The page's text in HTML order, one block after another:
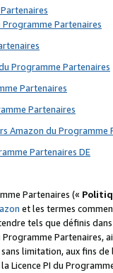
Partenaires
Programme Partenaires
Partenaires
Partenaires
Amazon du Programme
Partenaires DE
Partenaires («
et les termes
tels que définis
Partenaires,
limitation, aux fins
Licence PI du